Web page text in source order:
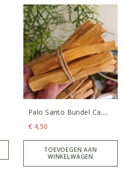
Palo Santo Bundel Ca.
40gram
€ 4,50
TOEVOEGEN AAN
WINKELWAGEN